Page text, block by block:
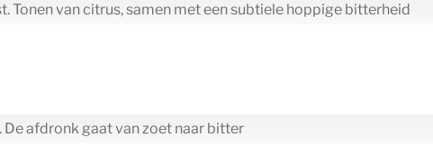
van citrus, samen met een subtiele hoppige bitterheid
afdronk gaat van zoet naar bitter